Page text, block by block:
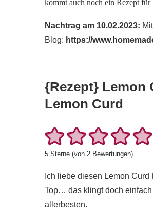
kommt auch noch ein Rezept
Nachtrag am 10.02.2023:
Blog: https://
{Rezept} Lemon
Lemon Curd
5 Sterne (von 2 Bewertungen)
Ich liebe diesen Lemon
Top… das klingt doch
allerbesten.